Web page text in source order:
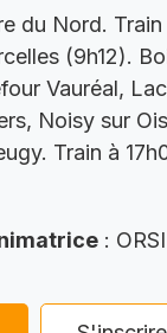
du Nord.
(9h12).
Vauréal,
Noisy sur
Train à
: